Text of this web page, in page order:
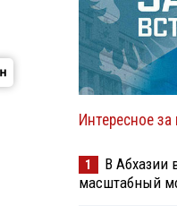
Интересное
1
В Абхазии
масштабный